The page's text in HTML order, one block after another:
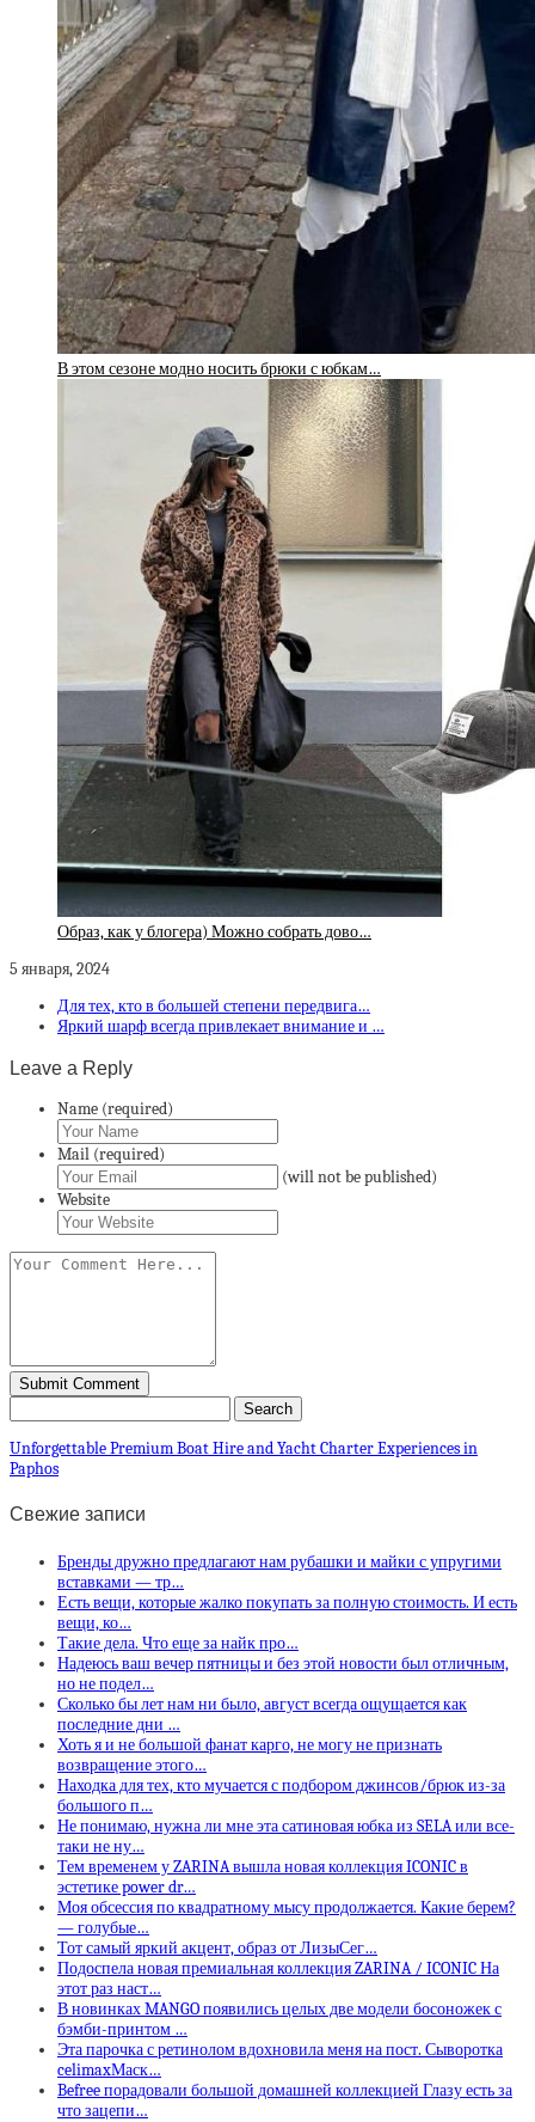
В этом сезоне модно носить брюки с юбкам…
Образ, как у блогера) Можно собрать дово…
5 января, 2024
Для тех, кто в большей степени передвига…
Яркий шарф всегда привлекает внимание и …
Leave a Reply
Name (required)
Mail (required)
(will not be published)
Website
Unforgettable Premium Boat Hire and Yacht Charter Experiences in
Paphos
Свежие записи
Бренды дружно предлагают нам рубашки и майки с упругими
вставками — тр…
Есть вещи, которые жалко покупать за полную стоимость. И есть
вещи, ко…
Такие дела. Что еще за найк про…
Надеюсь ваш вечер пятницы и без этой новости был отличным,
но не подел…
Сколько бы лет нам ни было, август всегда ощущается как
последние дни …
Хоть я и не большой фанат карго, не могу не признать
возвращение этого…
Находка для тех, кто мучается с подбором джинсов/брюк из-за
большого п…
Не понимаю, нужна ли мне эта сатиновая юбка из SELA или все-
таки не ну…
Тем временем у ZARINA вышла новая коллекция ICONIC в
эстетике power dr…
Моя обсессия по квадратному мысу продолжается. Какие берем?
— голубые…
Тот самый яркий акцент, образ от ЛизыСег…
Подоспела новая премиальная коллекция ZARINA / ICONIC На
этот раз наст…
В новинках MANGO появились целых две модели босоножек с
бэмби-принтом …
Эта парочка с ретинолом вдохновила меня на пост. Сыворотка
celimaxМаск…
Befree порадовали большой домашней коллекцией Глазу есть за
что зацепи…